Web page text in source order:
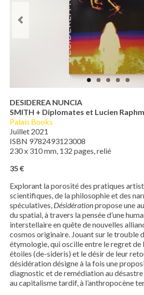
DESIDEREA NUNCIA
SMITH + Diplomates et Lucien
Palais Books
Juillet 2021
ISBN 9782493123008
230 x 310 mm, 132 pages, relié
35 €
Explorant la porosité des pratiques
scientifiques, de la philosophie et des
spéculatives, Désidérationpropose une
du spatial, à travers la pensée d’une
interstellaire en quête de nouvelles
cosmos originaire. Jouant sur le trouble
étymologie, qui oscille entre le regret de
étoiles (de-sideris) et le désir de leur
désidération désigne à la fois une
diagnostic et de remédiation au
au capitalisme tardif, à l’anthropocène